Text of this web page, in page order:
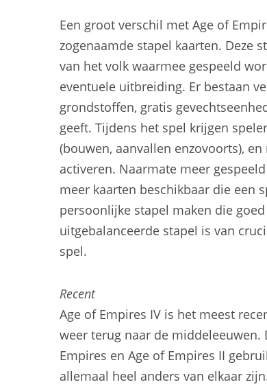
Een groot verschil met Age of
zogenaamde stapel kaarten. Deze
van het volk waarmee gespeeld
eventuele uitbreiding. Er bestaan
grondstoffen, gratis
geeft. Tijdens het spel krijgen
(bouwen, aanvallen enzovoorts),
activeren. Naarmate meer
meer kaarten beschikbaar die een
persoonlijke stapel maken die
uitgebalanceerde stapel is van
spel.
Recent
Age of Empires IV is het meest
weer terug naar de
Empires en Age of Empires II
allemaal heel anders van elkaar